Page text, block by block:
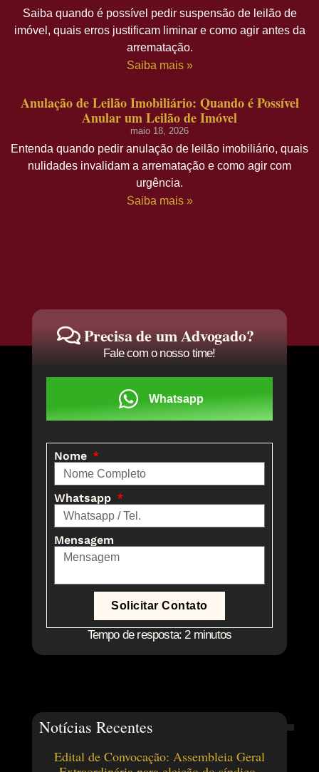
Saiba quando é possível pedir suspensão de leilão de
imóvel, quais erros justificam liminar e como agir antes da
arrematação.
Saiba mais »
Anulação de Leilão Imobiliário: Quando é Possível
Anular um Leilão de Imóvel
maio 18, 2026
Entenda quando pedir anulação de leilão imobiliário, quais
nulidades invalidam a arrematação e como agir com
urgência.
Saiba mais »
Precisa de um Advogado?
Fale com o nosso time!
Whatsapp
Nome
Whatsapp
Mensagem
Solicitar Contato
Tempo de resposta: 2 minutos
Notícias Recentes
Edital de Convocação: Assembleia Geral